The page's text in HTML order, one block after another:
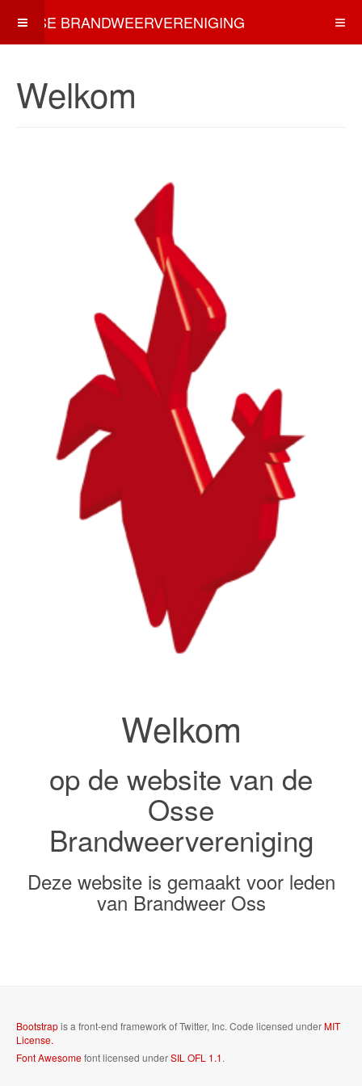
OSSE BRANDWEERVERENIGING
Welkom
Welkom
op de website van de
Osse
Brandweervereniging
Deze website is gemaakt voor leden
van Brandweer Oss
Bootstrapis a front-end framework of Twitter, Inc. Code licensed underMIT
License.
Font Awesomefont licensed underSIL OFL 1.1.